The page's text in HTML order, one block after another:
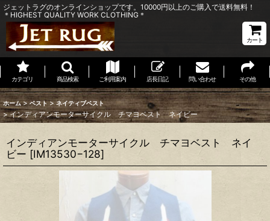
ジェットラグのオンラインショップです。10000円以上のご購入で送料無料！
＊HIGHEST QUALITY WORK CLOTHING＊
カート
カテゴリ 商品検索 ご利用案内 店長日記 問い合わせ その他
ホーム > ベスト > ネイティブベスト
> インディアンモーターサイクル チマヨベスト ネイビー
インディアンモーターサイクル チマヨベスト ネイ
ビー [IM13530−128]